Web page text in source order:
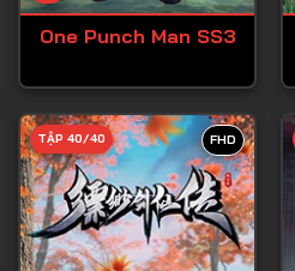
Tập 15
Tập 17
Tập 18
Tập 19
Tập 20
Tập 21
One Punch Man SS3
FHD
TẬP 40/40